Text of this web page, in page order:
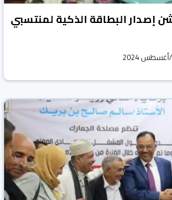
إصدار البطاقة الذكية لمنتسبي